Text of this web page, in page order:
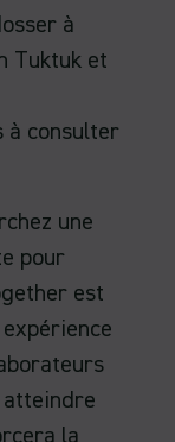
à
Tuktuk et
à consulter
une
pour
est
atteindre
la